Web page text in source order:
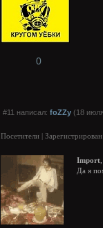
0
#11 написал: foZZy (18
Посетители |
Import
Да я